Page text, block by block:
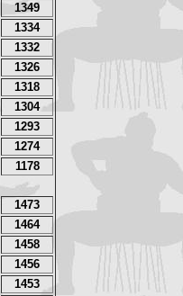
1349
1334
1332
1326
1318
1304
1293
1274
1178
1473
1464
1458
1456
1453